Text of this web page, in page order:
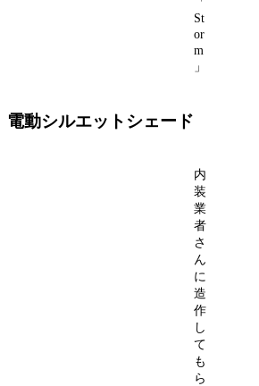
St
or
m
」
電動シルエットシェード
内
装
業
者
さ
ん
に
造
作
し
て
も
ら